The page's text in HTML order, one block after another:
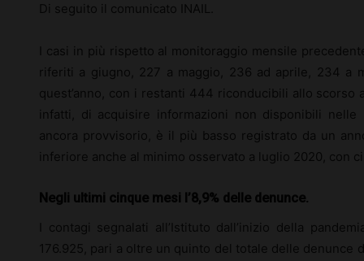
Di seguito il comunicato INAIL.
I casi in più rispetto al monitoraggio mensile
riferiti a giugno, 227 a maggio, 236 ad aprile, 234 a
quest’anno, con i restanti 444 riconducibili allo
infatti, di acquisire informazioni non disponibili
ancora provvisorio, è il più basso registrato da un
inferiore anche al minimo osservato a luglio 2020, con
Negli ultimi cinque mesi l’8,9% delle denunce.
I contagi segnalati all’Istituto dall’inizio della
176.925, pari a oltre un quinto del totale delle